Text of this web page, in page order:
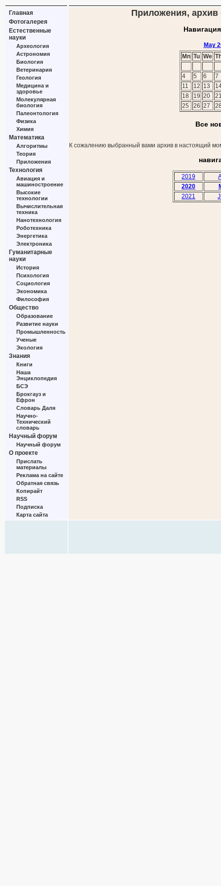
Главная
Фотогалерея
Естественные
науки
Археология
Астрономия
Биология
Ветеринария
Геология
Медицина и
здоровье
Молекулярная
биология
Палеонтология
Физика
Химия
Математика
Алгоритмы
Теория
Приложения
Технология
Авиация и
машиностроение
Высокие
технологии
Вычислительная
техника
Нанотехнология
Роботехника
Энергетика
Электроника
Гуманитарные
науки
История
Психология
Социология
Экономика
Философия
Общество
Образование
Развитие науки
Промышленность
Ученые
Экология
Знания
Книги
Наша
Энциклопедия
БСЭ
Брокгауз и
Ефрон
Словарь Даля
Научно-
Технический
словарь
Научный форум
Научный форум
О проекте
Прислать
материалы
Реклама на сайте
Обратная связь
Копирайт
RSS
Подписка
Карта сайта
Приложения, архив
May
Mn Tu We
4 5 6
7
11
12 13
18
19 20
25
26 27
Все
К сожалению выбранный вами архив в настоящий
2019
2020
2021